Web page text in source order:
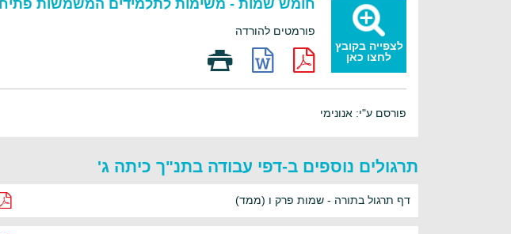
לצפייה בקובץ
לחצו כאן
חומש שמות - משימות לתלמידים המשמשות פתיח
פורמטים להורדה
פורסם ע"י: אנונימי
תרגולים נוספים ב-דפי עבודה בתנ"ך כיתה ג'
דף תרגול בתורה - שמות פרק ו (ממד)